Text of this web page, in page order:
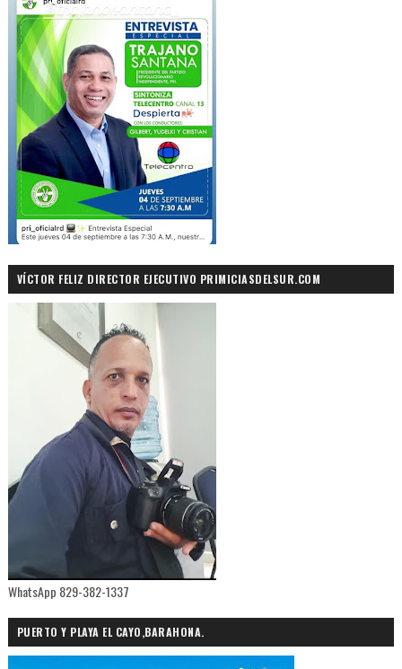
VÍCTOR FELIZ DIRECTOR EJECUTIVO PRIMICIASDELSUR.COM
WhatsApp 829-382-1337
PUERTO Y PLAYA EL CAYO,BARAHONA.